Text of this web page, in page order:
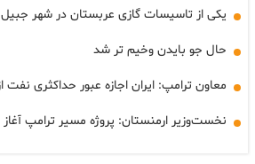
یکی از تاسیسات گازی عربستان در شهر
حال جو بایدن وخیم تر شد
معاون ترامپ: ایران اجازه عبور حداکثری نفت
نخست‌وزیر ارمنستان: پروژه مسیر ترامپ